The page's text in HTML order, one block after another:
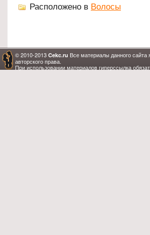
Расположено в Волосы
© 2010-2013 Cekc.ru Все материалы данного
авторского права.
При использовании материалов гиперссылка